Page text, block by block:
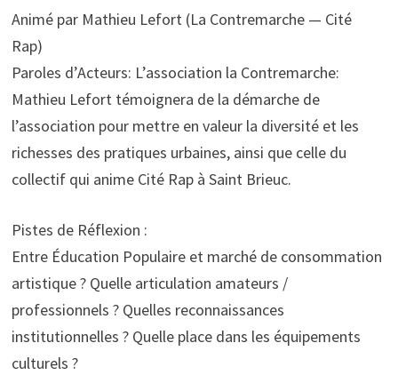
Animé par Mathieu Lefort (La Contremarche — Cité
Rap)
Paroles d’Acteurs: L’association la Contremarche:
Mathieu Lefort témoignera de la démarche de
l’association pour mettre en valeur la diversité et les
richesses des pratiques urbaines, ainsi que celle du
collectif qui anime Cité Rap à Saint Brieuc.
Pistes de Réflexion :
Entre Éducation Populaire et marché de consommation
artistique ? Quelle articulation amateurs /
professionnels ? Quelles reconnaissances
institutionnelles ? Quelle place dans les équipements
culturels ?